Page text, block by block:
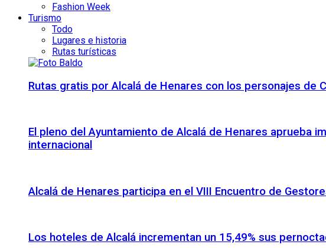
Fashion Week
Turismo
Todo
Lugares e historia
Rutas turísticas
Rutas gratis por Alcalá de Henares con los personajes
El pleno del Ayuntamiento de Alcalá de Henares aprueba
internacional
Alcalá de Henares participa en el VIII Encuentro de
Los hoteles de Alcalá incrementan un 15,49% sus